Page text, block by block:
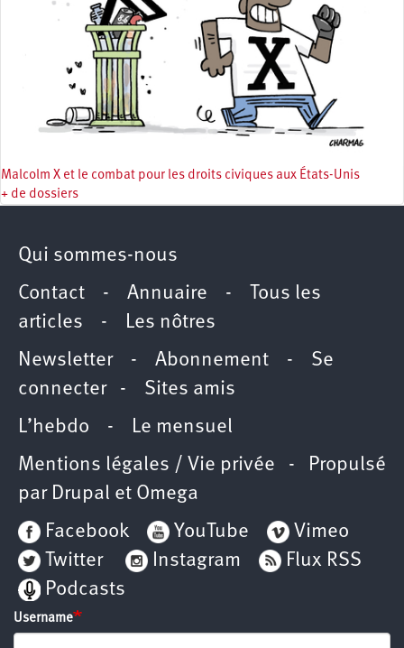
Malcolm X et le combat pour les droits civiques aux États-Unis
+ de dossiers
Qui sommes-nous
Contact - Annuaire -
Tous les
articles - Les nôtres
Newsletter- Abonnement - Se
connecter- Sites amis
L’hebdo - Le mensuel
Mentions légales / Vie privée - Propulsé
par Drupal et Omega
Facebook
YouTube
Vimeo
Twitter
Instagram
Flux RSS
Podcasts
Username